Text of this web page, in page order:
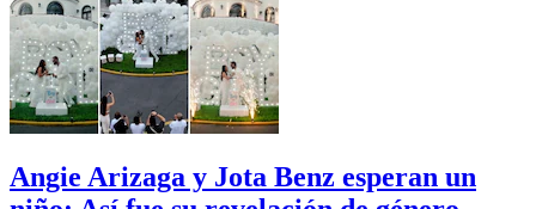
Angie Arizaga y Jota Benz esperan un